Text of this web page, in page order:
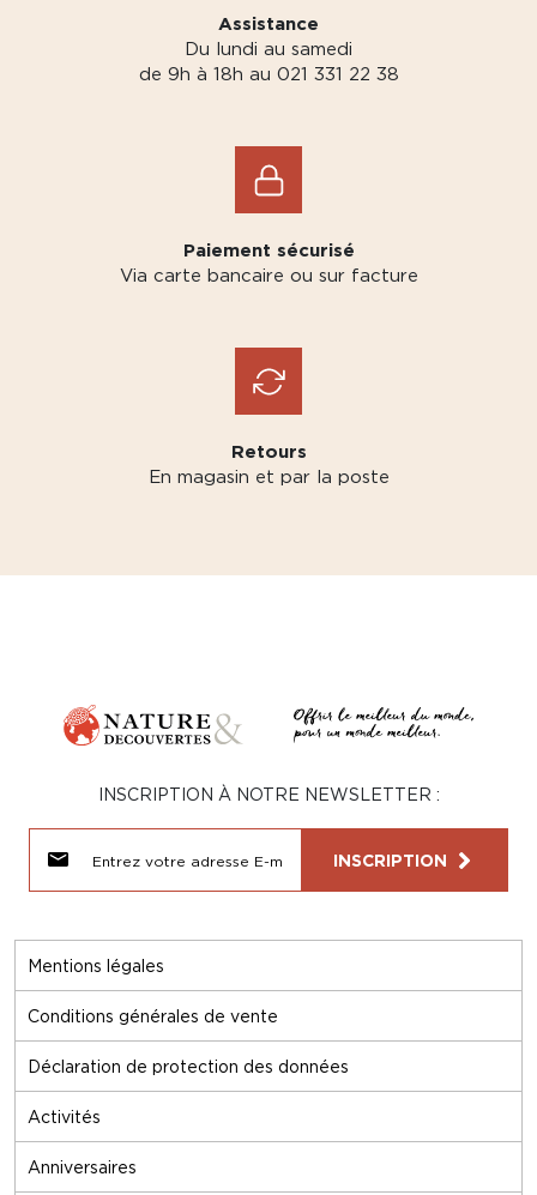
Assistance
Du lundi au samedi
de 9h à 18h au 021 331 22 38
Paiement sécurisé
Via carte bancaire ou sur facture
Retours
En magasin et par la poste
Mentions légales
Conditions générales de vente
Déclaration de protection des données
Activités
Anniversaires
INSCRIPTION À NOTRE NEWSLETTER :
INSCRIPTION